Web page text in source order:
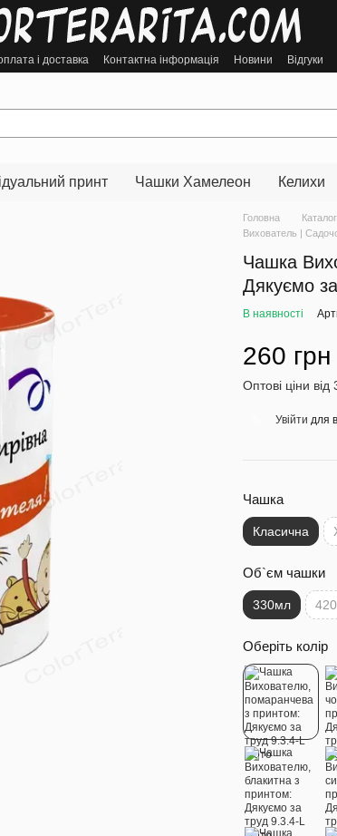
і доставка Контактна інформація Новини Відгуки
принт Чашки Хамелеон Келихи
Головна Каталог
Вихователь |
Чашка
Дякуємо
В наявності
260 грн
Оптові ціни
Увійти для
Чашка
Класична
Об`єм чашки
330мл
Оберіть колір